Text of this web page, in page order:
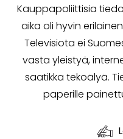
Kauppapoliittisia
aika oli hyvin
Televisiota ei
vasta yleistyä,
saatikka tekoälyä.
paperille